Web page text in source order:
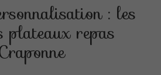
: les
plateaux repas